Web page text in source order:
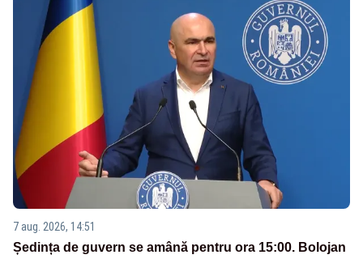
7 aug. 2026, 14:51
Ședința de guvern se amână pentru ora 15:00. Bolojan